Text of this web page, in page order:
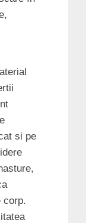
si pe
corp.